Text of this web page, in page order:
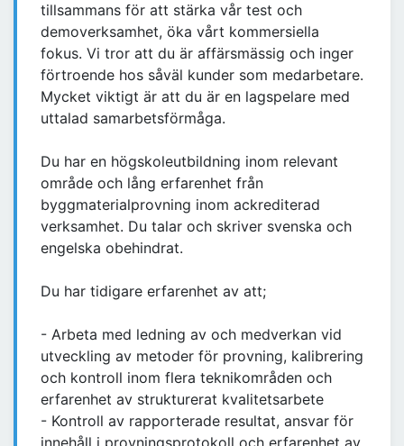
tillsammans för att stärka vår test och
demoverksamhet, öka vårt kommersiella
fokus. Vi tror att du är affärsmässig och inger
förtroende hos såväl kunder som medarbetare.
Mycket viktigt är att du är en lagspelare med
uttalad samarbetsförmåga.
Du har en högskoleutbildning inom relevant
område och lång erfarenhet från
byggmaterialprovning inom ackrediterad
verksamhet. Du talar och skriver svenska och
engelska obehindrat.
Du har tidigare erfarenhet av att;
- Arbeta med ledning av och medverkan vid
utveckling av metoder för provning, kalibrering
och kontroll inom flera teknikområden och
erfarenhet av strukturerat kvalitetsarbete
- Kontroll av rapporterade resultat, ansvar för